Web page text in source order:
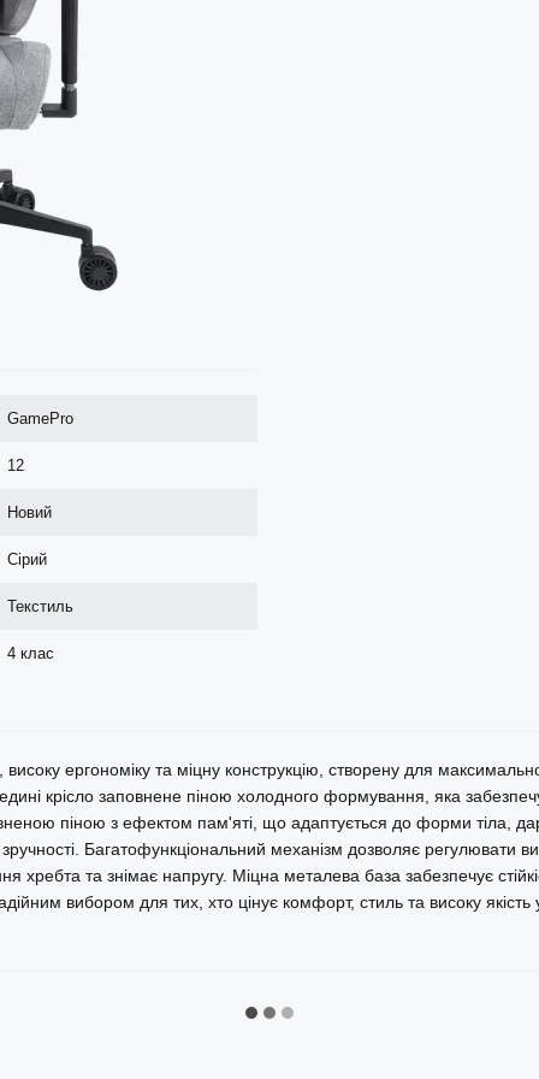
GamePro
12
Новий
Сірий
Текстиль
4 клас
ергономіку та міцну конструкцію, створену для
крісло заповнене піною холодного формування, яка
піною з ефектом пам'яті, що адаптується до форми тіла,
Багатофункціональний механізм дозволяє регулювати
та знімає напругу. Міцна металева база забезпечує
вибором для тих, хто цінує комфорт, стиль та високу якість